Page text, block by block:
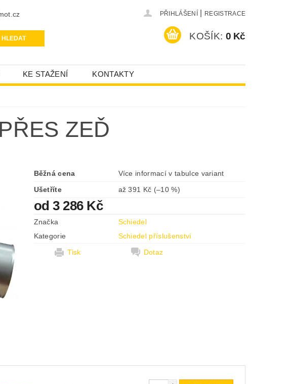
PŘIHLÁŠENÍ REGISTRACE
KOŠÍK: 0 Kč
KE STAŽENÍ KONTAKTY
ZEĎ
Běžná cena
Více informací v tabulce variant
Ušetříte
až391 Kč (–10 %)
od 3 286 Kč
Značka
Schiedel
Kategorie
Schiedel příslušenství
Tisk
Dotaz